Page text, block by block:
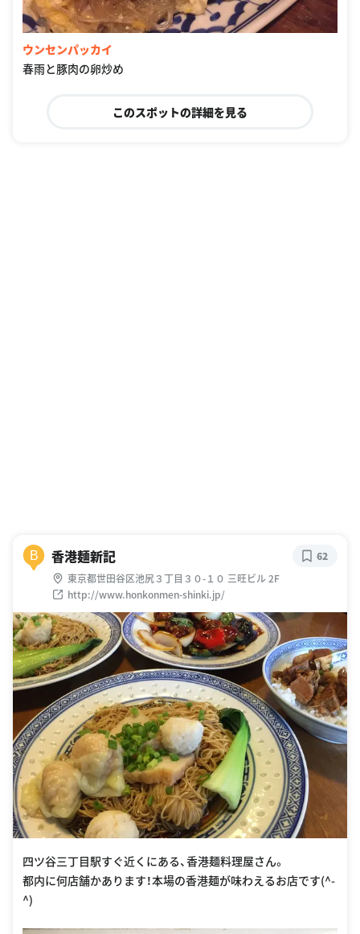
ウンセンパッカイ
春雨と豚肉の卵炒め
このスポットの詳細を見る
B 香港麺新記
東京都世田谷区池尻３丁目３０-１０ 三旺ビル 2F
http://www.honkonmen-shinki.jp/
62
四ツ谷三丁目駅すぐ近くにある、香港麺料理屋さん。
都内に何店舗かあります！本場の香港麺が味わえるお店です(^-
^)